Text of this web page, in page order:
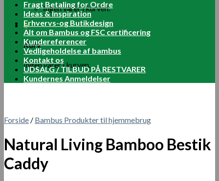
Ingen varer i kurven.
0
Kurv
Ingen varer i kurven.
Fragt Betaling for Ordre
Ideas & Inspiration
Erhvervs-og Butikdesign
Alt om Bambus og FSC certificering
Kundereferencer
Vedligeholdelse af bambus
Kontakt os
UDSALG / TILBUD PÅ RESTVARER
Kundernes Anmeldelser
Forside / Bambus Produkter til hjemmebrug
Natural Living Bamboo Bestik
Caddy